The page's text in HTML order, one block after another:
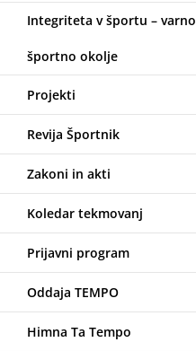
Integriteta v športu – varno
športno okolje
Projekti
Revija Športnik
Zakoni in akti
Koledar tekmovanj
Prijavni program
Oddaja TEMPO
Himna Ta Tempo